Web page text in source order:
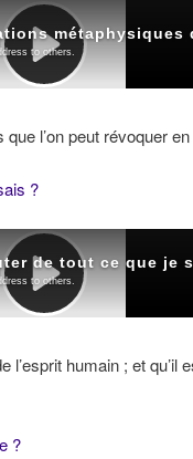
l’on peut révoquer
?
l’esprit humain ; et qu’il
?